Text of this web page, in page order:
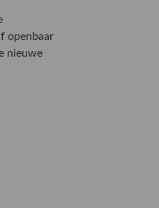
openbaar
nieuwe